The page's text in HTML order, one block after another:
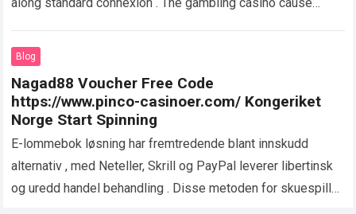
Blog
Nagad88 Voucher Free Code
https://www.pinco-casinoer.com/ Kongeriket
Norge Start Spinning
E-lommebok løsning har fremtredende blant innskudd
alternativ , med Neteller, Skrill og PayPal leverer libertinsk
og uredd handel behandling . Disse metoden for skuespill